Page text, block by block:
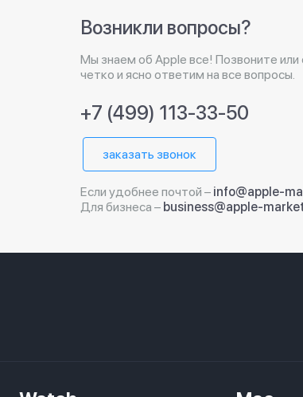
Возникли вопросы?
Мы знаем об Apple все! Позвоните
четко и ясно ответим на все вопросы.
+7 (499) 113-33-50
заказать звонок
Если удобнее почтой – info@apple-
Для бизнеса – business@apple-